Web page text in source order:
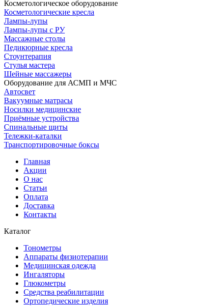
Косметологическое оборудование
Косметологические кресла
Лампы-лупы
Лампы-лупы с РУ
Массажные столы
Педикюрные кресла
Стоунтерапия
Стулья мастера
Шейные массажеры
Оборудование для АСМП и МЧС
Автосвет
Вакуумные матрасы
Носилки медицинские
Приёмные устройства
Спинальные щиты
Тележки-каталки
Транспортировочные боксы
Главная
Акции
О нас
Статьи
Оплата
Доставка
Контакты
Каталог
Тонометры
Аппараты физиотерапии
Медицинская одежда
Ингаляторы
Глюкометры
Средства реабилитации
Ортопедические изделия